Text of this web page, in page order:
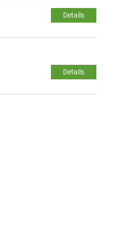
Details
Details